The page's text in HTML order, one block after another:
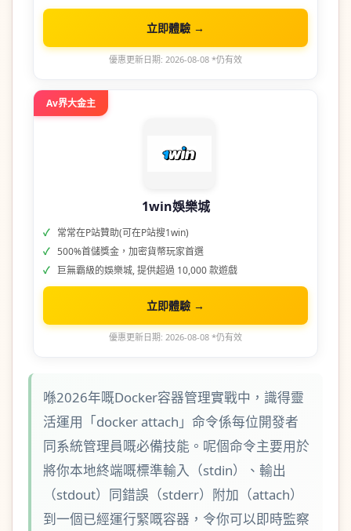
立即體驗 →
優惠更新日期: 2026-08-08 *仍有效
Av界大金主
1win娛樂城
常常在P站贊助(可在P站搜1win)
500%首儲獎金，加密貨幣玩家首選
巨無霸級的娛樂城, 提供超過 10,000 款遊戲
立即體驗 →
優惠更新日期: 2026-08-08 *仍有效
喺2026年嘅Docker容器管理實戰中，識得靈
活運用「docker attach」命令係每位開發者
同系統管理員嘅必備技能。呢個命令主要用於
將你本地終端嘅標準輸入（stdin）、輸出
（stdout）同錯誤（stderr）附加（attach）
到一個已經運行緊嘅容器，令你可以即時監察